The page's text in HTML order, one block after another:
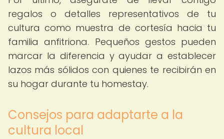
regalos o detalles representativos de tu
cultura como muestra de cortesía hacia tu
familia anfitriona. Pequeños gestos pueden
marcar la diferencia y ayudar a establecer
lazos más sólidos con quienes te recibirán en
su hogar durante tu homestay.
Consejos para adaptarte a la
cultura local